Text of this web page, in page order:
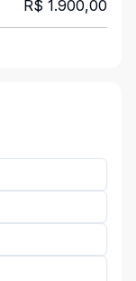
R$ 1.900,00